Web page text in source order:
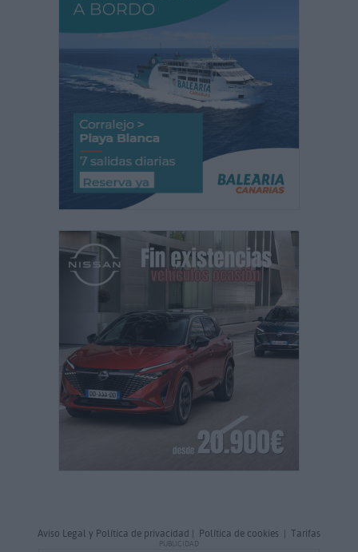
Aviso Legal y Política de privacidad | Política de cookies | Tarifas
PUBLICIDAD